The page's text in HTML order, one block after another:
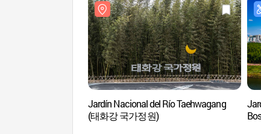
Jardín Nacional del Río Taehwagang
(태화강 국가정원)